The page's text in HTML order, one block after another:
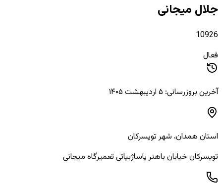
جلال میجانی
10926
فعال
آخرین بروزرسانی: ۵ اردیبهشت ۱۴۰۵
استان همدان، شهرتویسرکان
تویسرکان خیابان باهنر پاساژبیاتی تعمیرگاه میجانی